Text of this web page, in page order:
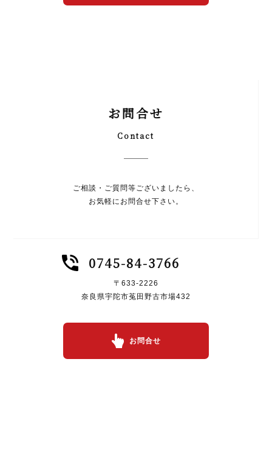
お問合せ
Contact
ご相談・ご質問等ございましたら、
お気軽にお問合せ下さい。
0745-84-3766
〒633-2226
奈良県宇陀市菟田野古市場432
お問合せ